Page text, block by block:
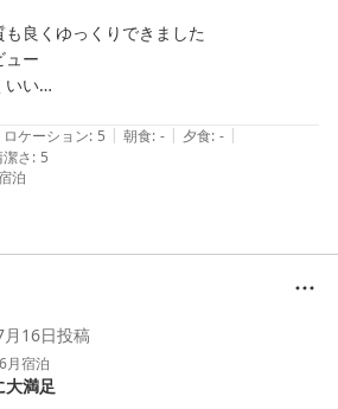
の温泉にこよかく愛着をもっているのがわ
には、必ずこの宿を利用したいと思いま
良くゆっくりできました
ュー
いい
とうございました
ロケーション: 5 | 朝食: - | 夕食: - |
さ: 5
泊
16日投稿
月宿泊
大満足